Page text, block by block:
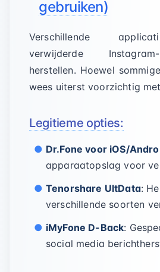
gebruiken)
Verschillende
verwijderde
herstellen. Hoewel
wees uiterst voorzichtig
Legitieme opties:
Dr.Fone voor iOS/
apparaatopslag voor
Tenorshare UltData:
verschillende soorten
iMyFone D-Back:
social media